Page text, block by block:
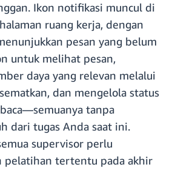
Ikon notifikasi muncul di
ruang kerja, dengan
pesan yang belum
untuk melihat pesan,
daya yang relevan melalui
dan mengelola status
tanpa
dari tugas Anda saat ini.
supervisor perlu
pelatihan tertentu pada akhir